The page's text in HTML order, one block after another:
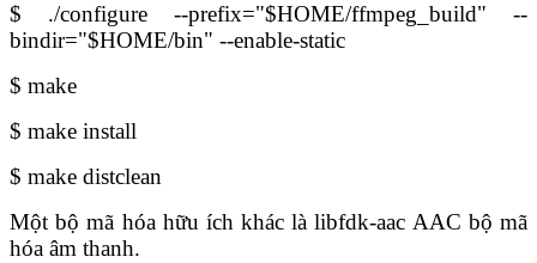
$ ./configure --prefix="$HOME/ffmpeg_build" --
bindir="$HOME/bin" --enable-static
$ make
$ make install
$ make distclean
Một bộ mã hóa hữu ích khác là libfdk-aac AAC bộ mã
hóa âm thanh.